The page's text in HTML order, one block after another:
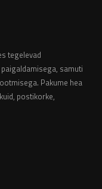
tegelevad
samuti
Pakume hea
postikorke,